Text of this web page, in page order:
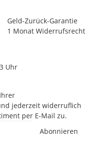
Geld-Zurück-Garantie
1 Monat Widerrufsrecht
Uhr
jederzeit widerruflich
per E-Mail zu.
Abonnieren